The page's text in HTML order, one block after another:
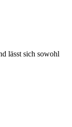
lässt sich sowohl